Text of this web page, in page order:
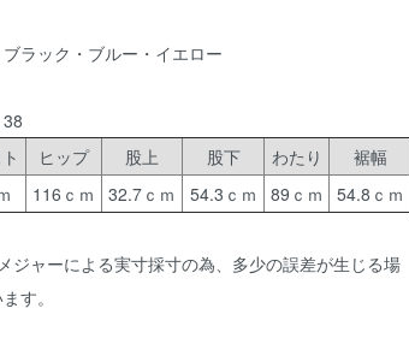
ラック・ブルー・イエロー
ヒップ 股上 股下 わたり
裾幅
116ｃｍ 32.7ｃｍ 54.3ｃｍ 89ｃｍ 54.8ｃｍ
ジャーによる実寸採寸の為、多少の誤差が生じる場
す。